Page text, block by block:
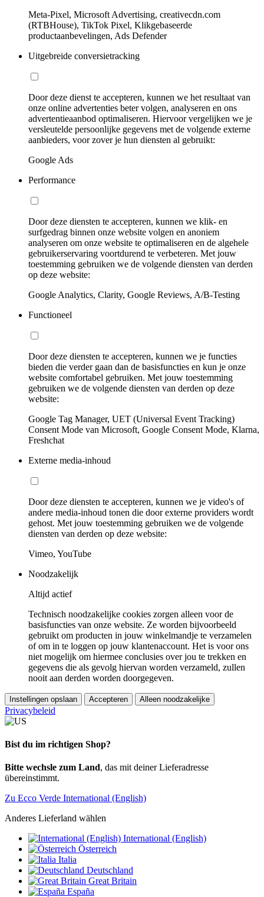
Meta-Pixel, Microsoft Advertising, creativecdn.com
(RTBHouse), TikTok Pixel, Klikgebaseerde
productaanbevelingen, Ads Defender
Uitgebreide conversietracking
Door deze dienst te accepteren, kunnen we het resultaat van
onze online advertenties beter volgen, analyseren en ons
advertentieaanbod optimaliseren. Hiervoor vergelijken we je
versleutelde persoonlijke gegevens met de volgende externe
aanbieders, voor zover je hun diensten al gebruikt:
Google Ads
Performance
Door deze diensten te accepteren, kunnen we klik- en
surfgedrag binnen onze website volgen en anoniem
analyseren om onze website te optimaliseren en de algehele
gebruikerservaring voortdurend te verbeteren. Met jouw
toestemming gebruiken we de volgende diensten van derden
op deze website:
Google Analytics, Clarity, Google Reviews, A/B-Testing
Functioneel
Door deze diensten te accepteren, kunnen we je functies
bieden die verder gaan dan de basisfuncties en kun je onze
website comfortabel gebruiken. Met jouw toestemming
gebruiken we de volgende diensten van derden op deze
website:
Google Tag Manager, UET (Universal Event Tracking)
Consent Mode van Microsoft, Google Consent Mode, Klarna,
Freshchat
Externe media-inhoud
Door deze diensten te accepteren, kunnen we je video's of
andere media-inhoud tonen die door externe providers wordt
gehost. Met jouw toestemming gebruiken we de volgende
diensten van derden op deze website:
Vimeo, YouTube
Noodzakelijk
Altijd actief
Technisch noodzakelijke cookies zorgen alleen voor de
basisfuncties van onze website. Ze worden bijvoorbeeld
gebruikt om producten in jouw winkelmandje te verzamelen
of om in te loggen op jouw klantenaccount. Het is voor ons
niet mogelijk om hiermee conclusies over jou te trekken en
gegevens die als gevolg hiervan worden verzameld, zullen
nooit aan derden worden doorgegeven.
Instellingen opslaan Accepteren Alleen noodzakelijke
Privacybeleid
Bist du im richtigen Shop?
Bitte wechsle zum Land, das mit deiner Lieferadresse
übereinstimmt.
Zu Ecco Verde International (English)
Anderes Lieferland wählen
International (English)
Österreich
Italia
Deutschland
Great Britain
España